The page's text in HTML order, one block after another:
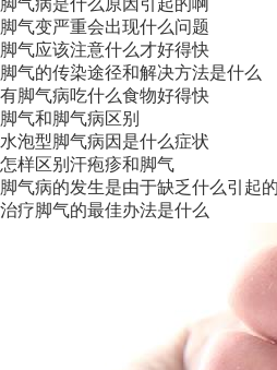
脚气病是什么原因引起的啊
脚气变严重会出现什么问题
脚气应该注意什么才好得快
脚气的传染途径和解决方法是什么
有脚气病吃什么食物好得快
脚气和脚气病区别
水泡型脚气病因是什么症状
怎样区别汗疱疹和脚气
脚气病的发生是由于缺乏什么引起的
治疗脚气的最佳办法是什么